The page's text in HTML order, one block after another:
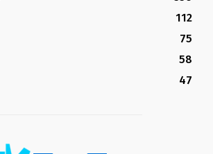
112
75
58
47